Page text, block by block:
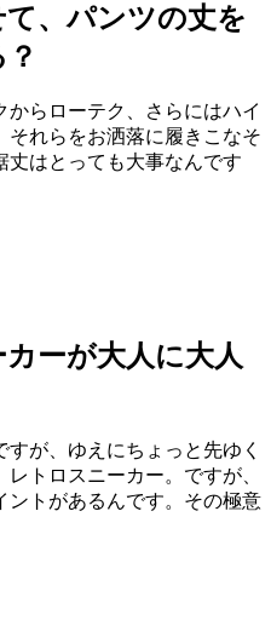
、パンツの丈を
らローテク、さらにはハイ
それらをお洒落に履きこなそ
丈はとっても大事なんです
ーが大人に大人
が、ゆえにちょっと先ゆく
トロスニーカー。ですが、
ントがあるんです。その極意